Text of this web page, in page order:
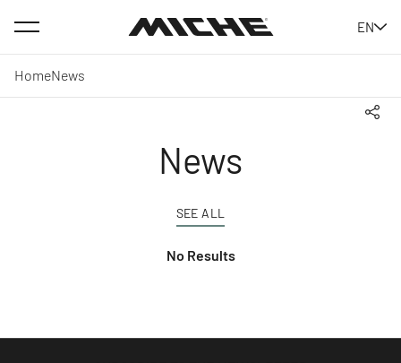
Menu
EN
HomeNews
News
SEE ALL
No Results